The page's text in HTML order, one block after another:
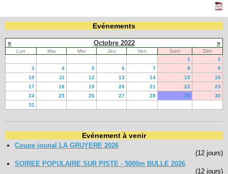
Evénements
« Octobre 2022 »
Lun Mar Mer Jeu Ven Sam
Dim
1
2
3
4 5 6 7 8
9
10
11 12 13 14 15
16
17
18 19 20 21 22
23
24
25 26 27 28 29
30
31
Evénement à venir
Coupe jounal LA GRUYERE 2026
(12 jours)
SOIREE POPULAIRE SUR PISTE - 5000m BULLE 2026
(12 jours)